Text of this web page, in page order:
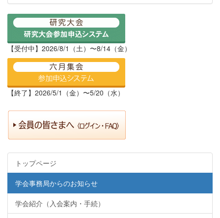
【受付中】2026/8/1（土）〜8/14（金）
【終了】2026/5/1（金）〜5/20（水）
トップページ
学会事務局からのお知らせ
学会紹介（入会案内・手続）